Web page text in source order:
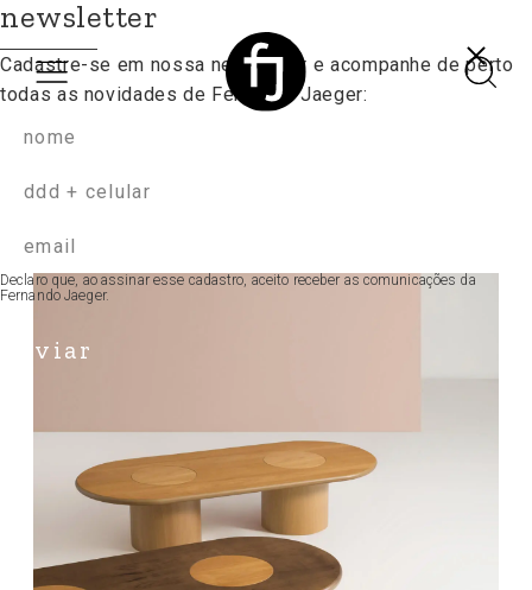
produtos
newsletter
Cadastre-se em nossa newsletter e acompanhede perto
todas as novidades de Fernando Jaeger:
Declaro que, ao assinar esse cadastro, aceito receber as comunicações da
Fernando Jaeger.
enviar